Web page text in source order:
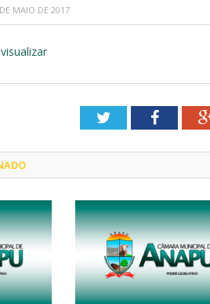
MAIO DE 2017
Twitter